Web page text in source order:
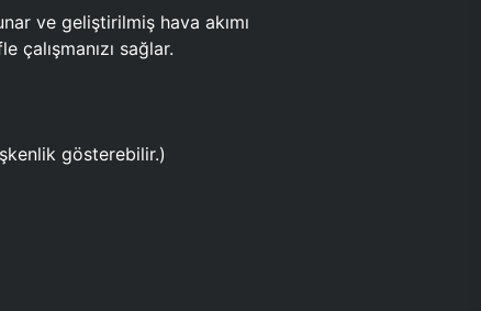
ve geliştirilmiş hava akımı
sağlar.
gösterebilir.)